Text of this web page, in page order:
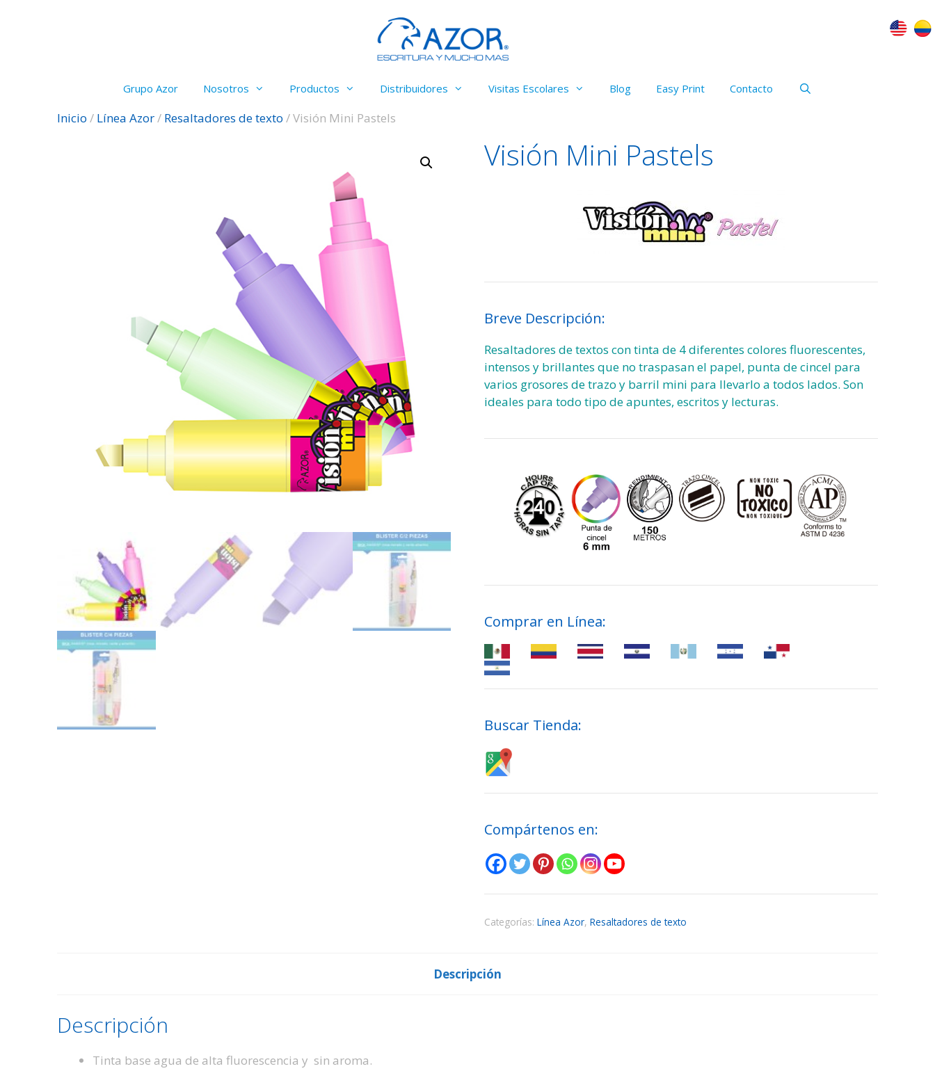
Grupo Azor Nosotros Productos Distribuidores Visitas Escolares Blog Easy Print Contacto
Inicio / Línea Azor/ Resaltadores de texto / Visión Mini Pastels
Visión Mini Pastels
Breve Descripción:
Resaltadores de textos con tinta de 4 diferentes colores fluorescentes,
intensos y brillantes que no traspasan el papel, punta de cincel para
varios grosores de trazo y barril mini para llevarlo a todos lados. Son
ideales para todo tipo de apuntes, escritos y lecturas.
Comprar en Línea:
Buscar Tienda:
Compártenos en:
Categorías: Línea Azor, Resaltadores de texto
Descripción
Descripción
Tinta base agua de alta fluorescencia y sin aroma.